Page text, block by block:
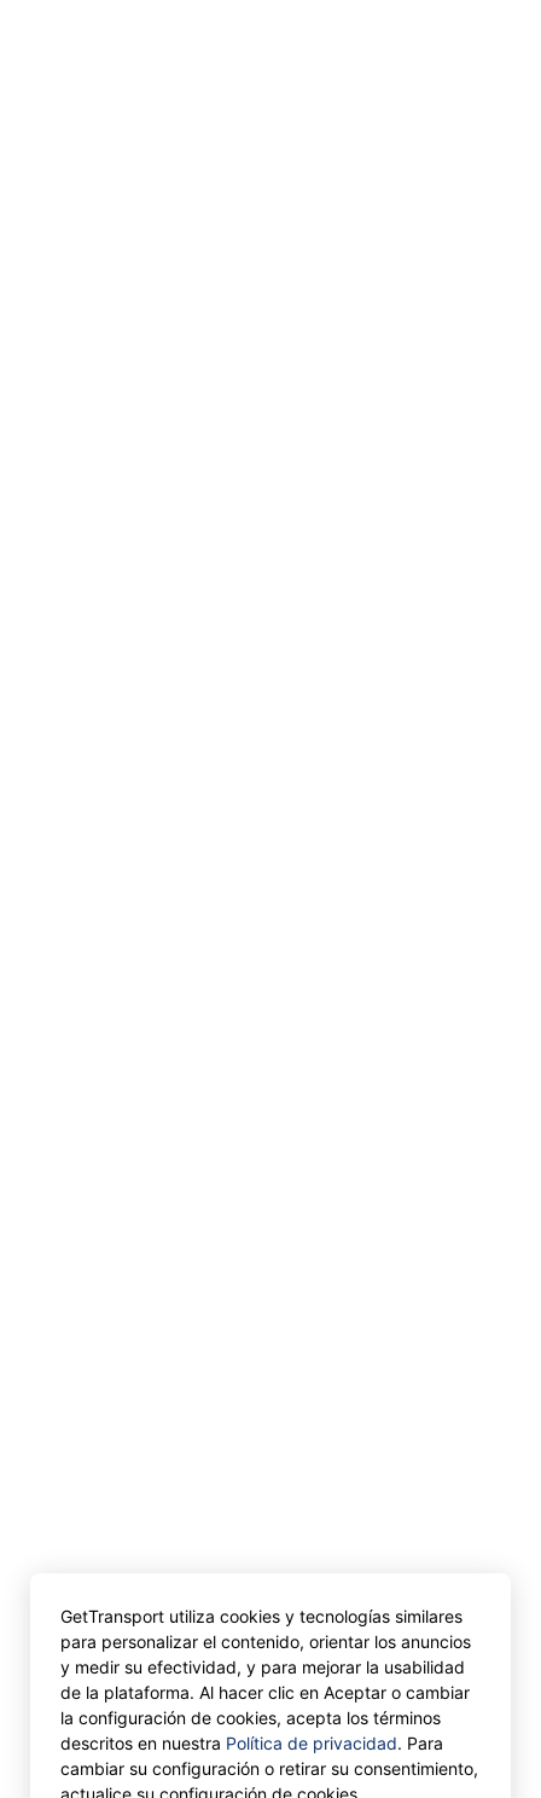
GetTransport utiliza cookies y tecnologías similares
para personalizar el contenido, orientar los anuncios
y medir su efectividad, y para mejorar la usabilidad
de la plataforma. Al hacer clic en Aceptar o cambiar
la configuración de cookies, acepta los términos
descritos en nuestra Política de privacidad. Para
cambiar su configuración o retirar su consentimiento,
actualice su configuración de cookies.